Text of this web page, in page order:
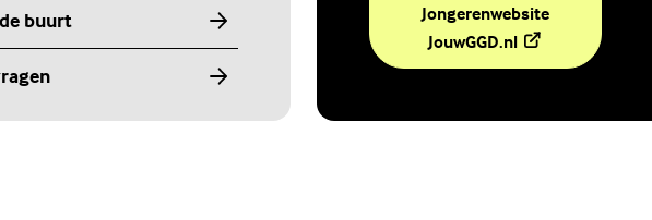
buurt
Jongerenwebsite
JouwGGD.nl(Externe link)
- Wie ben